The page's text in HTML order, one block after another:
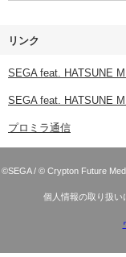
リンク
SEGA feat. HATSUNE
SEGA feat. HATSUNE
プロミラ通信
©SEGA / © Crypton Future
個人情報の取り扱い